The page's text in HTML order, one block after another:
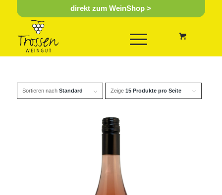
direkt zum WeinShop >
Sortieren nach Standard Zeige 15 Produkte pro Seite